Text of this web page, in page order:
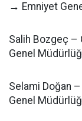
→ Emniyet
Salih Bozgeç –
Genel
Selami Doğan
Genel